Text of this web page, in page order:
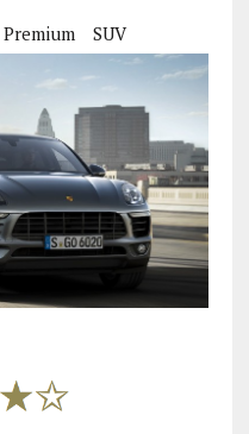
Premium SUV